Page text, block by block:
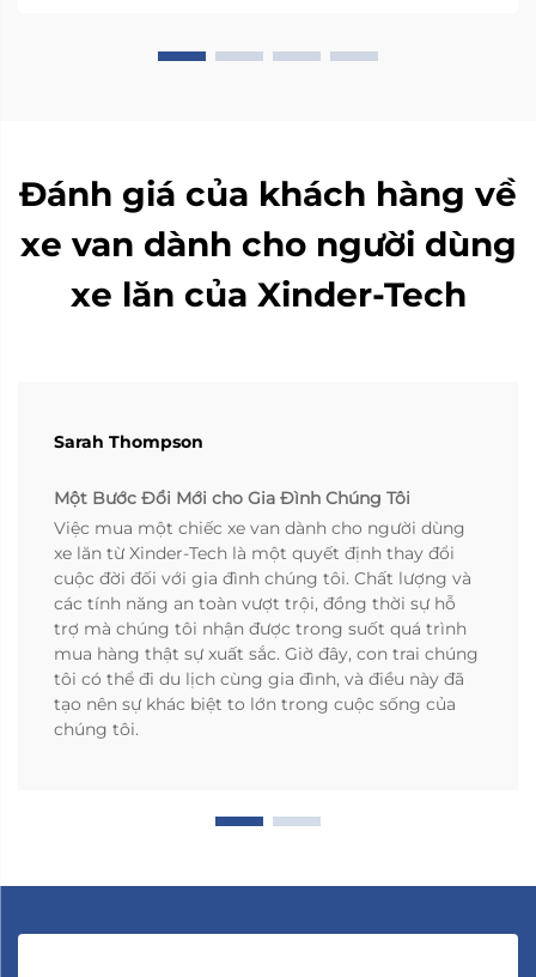
Đánh giá của khách hàng về
xe van dành cho người dùng
xe lăn của Xinder-Tech
Sarah Thompson
Một Bước Đổi Mới cho Gia Đình Chúng Tôi
Việc mua một chiếc xe van dành cho người dùng
xe lăn từ Xinder-Tech là một quyết định thay đổi
cuộc đời đối với gia đình chúng tôi. Chất lượng và
các tính năng an toàn vượt trội, đồng thời sự hỗ
trợ mà chúng tôi nhận được trong suốt quá trình
mua hàng thật sự xuất sắc. Giờ đây, con trai chúng
tôi có thể đi du lịch cùng gia đình, và điều này đã
tạo nên sự khác biệt to lớn trong cuộc sống của
chúng tôi.